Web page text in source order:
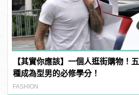
【其實你應該】一個人逛街購物！五
種成為型男的必修學分！
FASHION